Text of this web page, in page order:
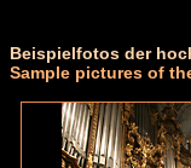
Beispielfotos der
Sample pictures of